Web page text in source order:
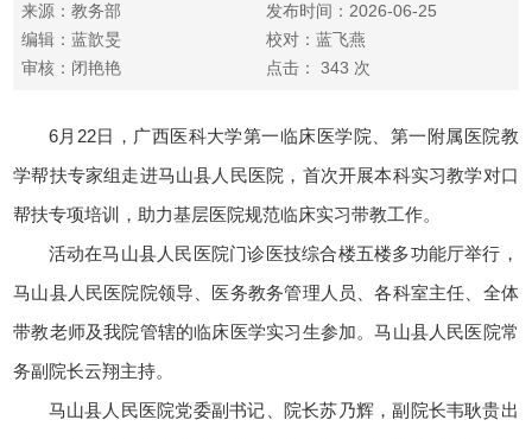
来源：教务部
发布时间：2026-06-25
编辑：蓝歆旻
校对：蓝飞燕
审核：闭艳艳
点击： 343 次
6月22日，广西医科大学第一临床医学院、第一附属医院教
学帮扶专家组走进马山县人民医院，首次开展本科实习教学对口
帮扶专项培训，助力基层医院规范临床实习带教工作。
活动在马山县人民医院门诊医技综合楼五楼多功能厅举行，
马山县人民医院院领导、医务教务管理人员、各科室主任、全体
带教老师及我院管辖的临床医学实习生参加。马山县人民医院常
务副院长云翔主持。
马山县人民医院党委副书记、院长苏乃辉，副院长韦耿贵出